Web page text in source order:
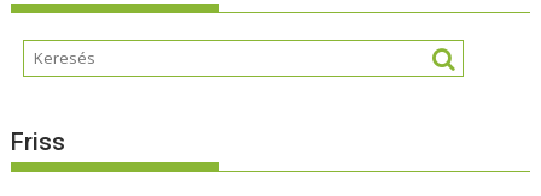
Friss